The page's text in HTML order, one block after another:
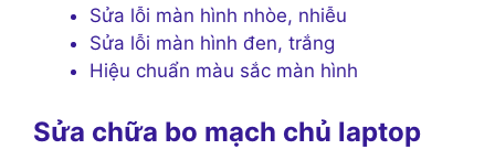
Sửa lỗi màn hình nhòe, nhiễu
Sửa lỗi màn hình đen, trắng
Hiệu chuẩn màu sắc màn hình
Sửa chữa bo mạch chủ laptop